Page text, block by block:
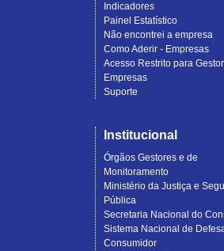
Indicadores
Painel Estatístico
Não encontrei a empresa
Como Aderir - Empresas
Acesso Restrito para
Empresas
Suporte
Institucional
Órgãos Gestores e de
Monitoramento
Ministério da Justiça e
Pública
Secretaria Nacional do
Sistema Nacional de
Consumidor